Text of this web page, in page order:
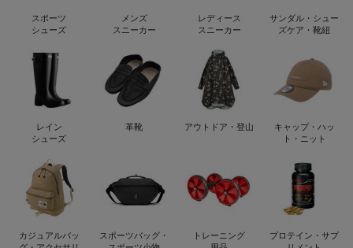
スポーツ
シューズ
メンズ
スニーカー
レディース
スニーカー
サンダル・シュー
ズケア・靴紐
レイン
シューズ
革靴 アウトドア・登山
キャップ・ハッ
ト・ニット
カジュアルバッ
スポーツバッグ・
トレーニング
プロテイン・サプ